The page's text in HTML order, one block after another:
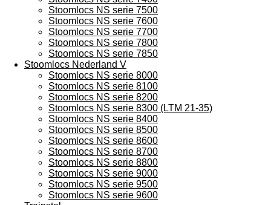
Stoomlocs NS serie 7500
Stoomlocs NS serie 7600
Stoomlocs NS serie 7700
Stoomlocs NS serie 7800
Stoomlocs NS serie 7850
Stoomlocs Nederland V
Stoomlocs NS serie 8000
Stoomlocs NS serie 8100
Stoomlocs NS serie 8200
Stoomlocs NS serie 8300 (LTM 21-35)
Stoomlocs NS serie 8400
Stoomlocs NS serie 8500
Stoomlocs NS serie 8600
Stoomlocs NS serie 8700
Stoomlocs NS serie 8800
Stoomlocs NS serie 9000
Stoomlocs NS serie 9500
Stoomlocs NS serie 9600